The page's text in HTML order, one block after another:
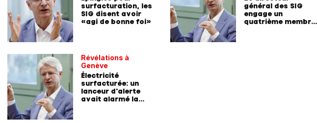
surfacturation, les
SIG disent avoir
«agi de bonne foi»
Révélations à
Genève
Électricité
surfacturée: un
lanceur d'alerte
avait alarmé la
général des SIG
engage un
quatrième membre